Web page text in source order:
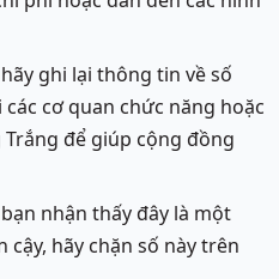
ghi lại thông tin về số
cơ quan chức năng hoặc
để giúp cộng đồng
nhận thấy đây là một
hãy chặn số này trên